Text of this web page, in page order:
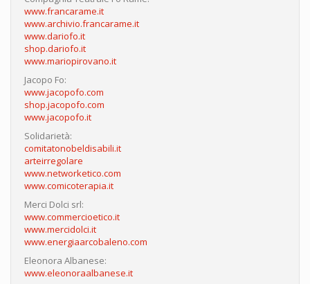
www.francarame.it
www.archivio.francarame.it
www.dariofo.it
shop.dariofo.it
www.mariopirovano.it
Jacopo Fo:
www.jacopofo.com
shop.jacopofo.com
www.jacopofo.it
Solidarietà:
comitatonobeldisabili.it
arteirregolare
www.networketico.com
www.comicoterapia.it
Merci Dolci srl:
www.commercioetico.it
www.mercidolci.it
www.energiaarcobaleno.com
Eleonora Albanese:
www.eleonoraalbanese.it